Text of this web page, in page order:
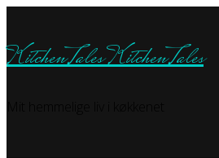
KitchenTalesKitchenTales